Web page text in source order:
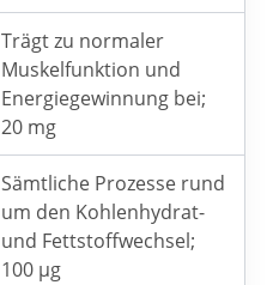
Trägt zu normaler
Muskelfunktion und
Energiegewinnung bei;
20 mg
Sämtliche Prozesse rund
um den Kohlenhydrat-
und Fettstoffwechsel;
100 µg